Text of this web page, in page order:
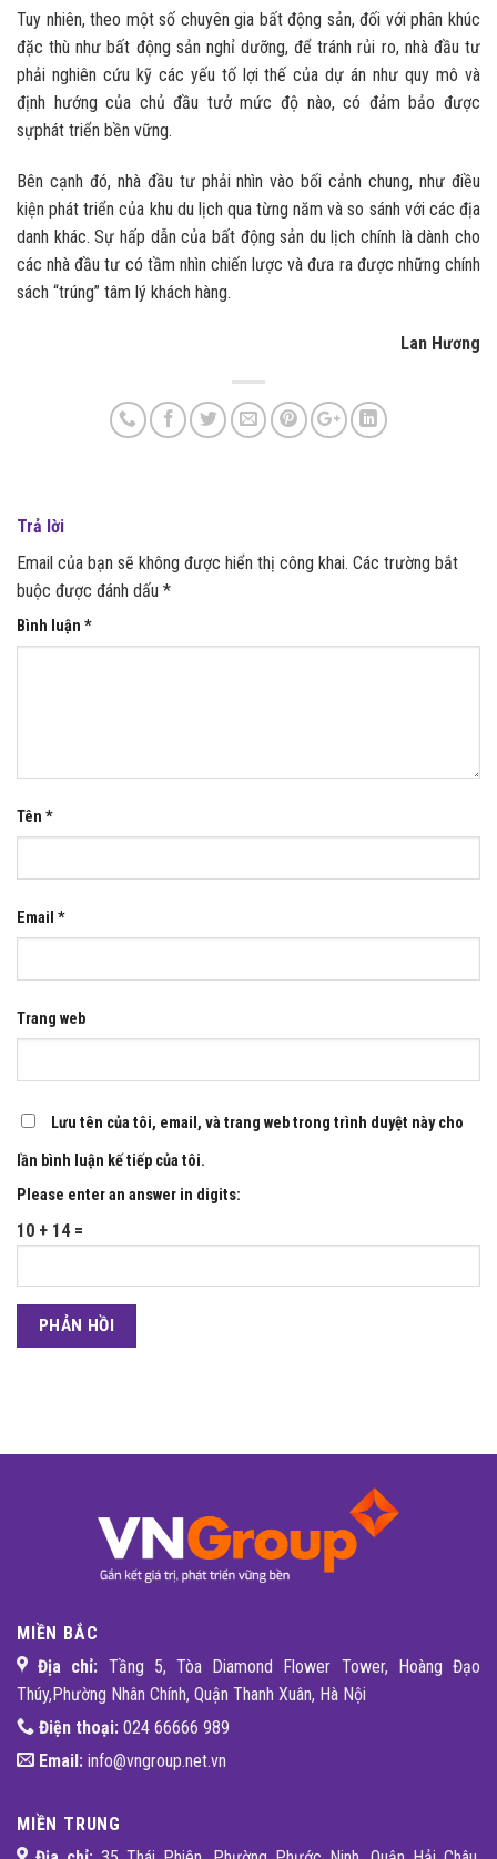
Tuy nhiên, theo một số chuyên gia bất động sản, đối với phân khúc
đặc thù như bất động sản nghỉ dưỡng, để tránh rủi ro, nhà đầu tư
phải nghiên cứu kỹ các yếu tố lợi thế của dự án như quy mô và
định hướng của chủ đầu tưở mức độ nào, có đảm bảo được
sựphát triển bền vững.
Bên cạnh đó, nhà đầu tư phải nhìn vào bối cảnh chung, như điều
kiện phát triển của khu du lịch qua từng năm và so sánh với các địa
danh khác. Sự hấp dẫn của bất động sản du lịch chính là dành cho
các nhà đầu tư có tầm nhìn chiến lược và đưa ra được những chính
sách “trúng” tâm lý khách hàng.
Lan Hương
Trả lời
Email của bạn sẽ không được hiển thị công khai. Các trường bắt
buộc được đánh dấu *
Bình luận *
Tên *
Email *
Trang web
Lưu tên của tôi, email, và trang web trong trình duyệt này cho
lần bình luận kế tiếp của tôi.
Please enter an answer in digits:
10 + 14 =
MIỀN BẮC
Địa chỉ: Tầng 5, Tòa Diamond Flower Tower, Hoàng Đạo
Thúy,Phường Nhân Chính, Quận Thanh Xuân, Hà Nội
Điện thoại: 024 66666 989
Email: info@vngroup.net.vn
MIỀN TRUNG